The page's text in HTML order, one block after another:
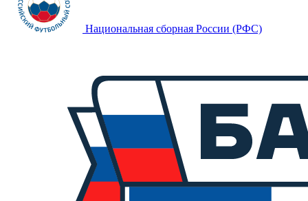
Национальная сборная России (РФС)